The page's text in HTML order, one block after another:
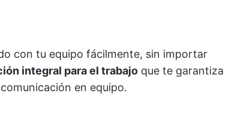
con tu equipo fácilmente, sin importar
integral para el trabajo que te garantiza
en equipo.